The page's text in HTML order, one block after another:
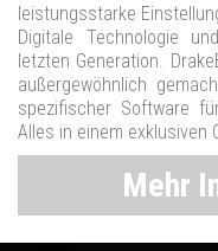
leistungsstarke
Digitale Technologie
letzten Generation.
außergewöhnlich
spezifischer Software
Alles in einem exklusiven
Mehr